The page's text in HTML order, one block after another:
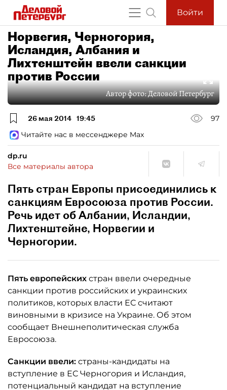
Войти
Норвегия, Черногория,
Исландия, Албания и
Лихтенштейн ввели санкции
против России
Автор фото:Деловой Петербург
26 мая 2014 19:45
97
Читайте нас в мессенджере Max
dp.ru
Все материалы автора
Пять стран Европы присоединились к
санкциям Евросоюза против России.
Речь идет об Албании, Исландии,
Лихтенштейне, Норвегии и
Черногории.
Пять европейских стран ввели очередные
санкции против российских и украинских
политиков, которых власти ЕС считают
виновными в кризисе на Украине. Об этом
сообщает Внешнеполитическая служба
Евросоюза.
Санкции ввели: страны-кандидаты на
вступление в ЕС Черногория и Исландия,
потенциальный кандидат на вступление